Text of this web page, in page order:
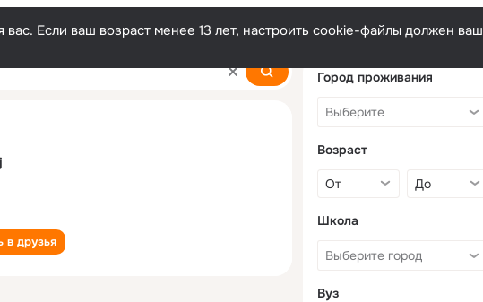
Если ваш возраст менее 13 лет, настроить cookie-файлы должен ваш
в друзья
Город проживания
Возраст
Школа
Вуз